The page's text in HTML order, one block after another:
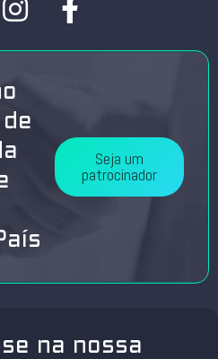
Seja um
patrocinador
na nossa